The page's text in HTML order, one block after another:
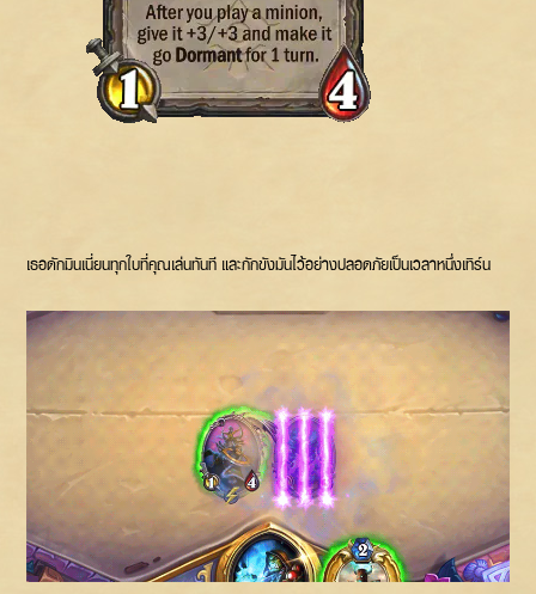
เธอดักมินเนี่ยนทุกใบที่คุณเล่นทันที และกักขังมันไว้อย่างปลอดภัยเป็นเวลาหนึ่งเทิร์น